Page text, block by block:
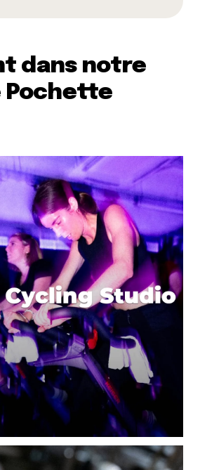
dans notre
Pochette